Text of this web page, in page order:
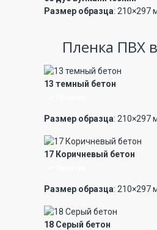
Размер образца: 210×297
Пленка ПВХ
13 темный бетон
Размер образца: 210×297
17 Коричневый бетон
Размер образца: 210×297
18 Серый бетон